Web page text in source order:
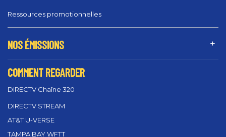
Ressources promotionnelles
NOS ÉMISSIONS
COMMENT REGARDER
DIRECTV Chaîne 320
DIRECTV STREAM
AT&T U-VERSE
TAMPA BAY WFTT